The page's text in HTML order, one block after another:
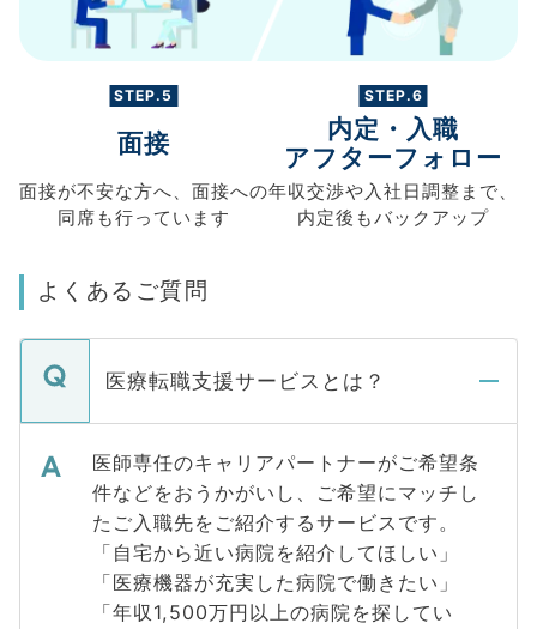
STEP.5
面接
面接が不安な方へ、 面接への
同席も行っています
STEP.6
内定・入職
アフターフォロー
年収交渉や入社日調整まで、
内定後もバックアップ
よくあるご質問
医療転職支援サービスとは？
医師専任のキャリアパートナーがご希望条
件などをおうかがいし、ご希望にマッチし
たご入職先をご紹介するサービスです。
「自宅から近い病院を紹介してほしい」
「医療機器が充実した病院で働きたい」
「年収1,500万円以上の病院を探してい